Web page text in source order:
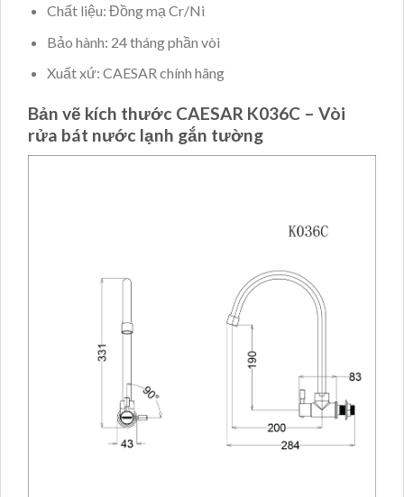
Chất liệu: Đồng mạ Cr/Ni
Bảo hành: 24 tháng phần vòi
Xuất xứ: CAESAR chính hãng
Bản vẽ kích thước CAESAR K036C – Vòi
rửa bát nước lạnh gắn tường